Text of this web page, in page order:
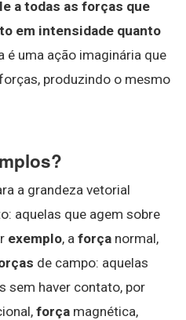
a todas as forças que
em intensidade quanto
é uma ação imaginária que
produzindo o mesmo
a grandeza vetorial
aquelas que agem sobre
exemplo, a força normal,
de campo: aquelas
sem haver contato, por
força magnética,